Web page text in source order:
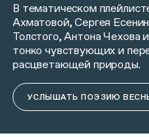
В тематическом
Ахматовой, Сергея
Толстого, Антона Чехова
тонко чувствующих и
расцветающей природы.
УСЛЫШАТЬ ПОЭЗИЮ